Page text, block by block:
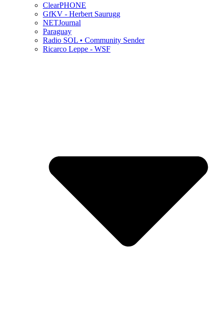
ClearPHONE
GfKV - Herbert Saurugg
NETJournal
Paraguay
Radio SOL • Community Sender
Ricarco Leppe - WSF